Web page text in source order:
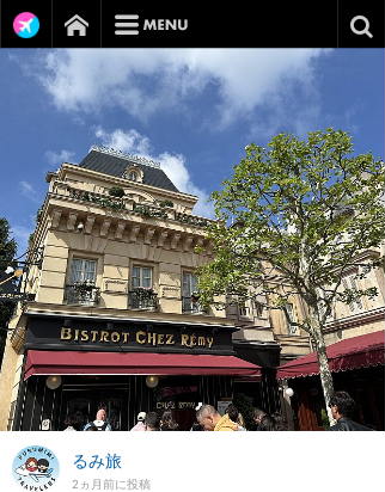
るみ旅
2ヵ月前に投稿